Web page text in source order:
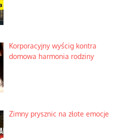
Korporacyjny wyścig kontra
domowa harmonia rodziny
Zimny prysznic na złote emocje